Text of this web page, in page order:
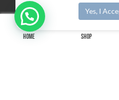
HOME SHOP
Yes, I